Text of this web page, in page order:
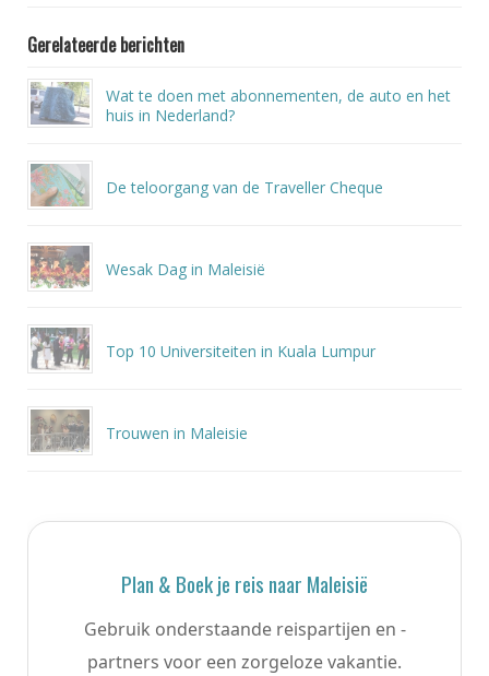
Gerelateerde berichten
Wat te doen met abonnementen, de auto en het
huis in Nederland?
De teloorgang van de Traveller Cheque
Wesak Dag in Maleisië
Top 10 Universiteiten in Kuala Lumpur
Trouwen in Maleisie
Plan & Boek je reis naar Maleisië
Gebruik onderstaande reispartijen en -
partners voor een zorgeloze vakantie.